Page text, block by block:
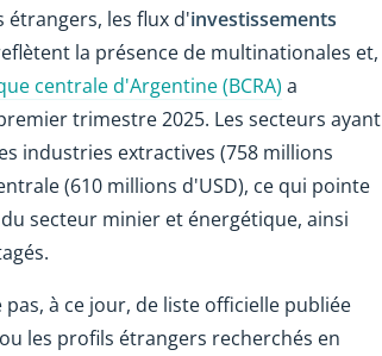
les flux d'investissements
la présence de multinationales et,
centrale d'Argentine (BCRA) a
trimestre 2025. Les secteurs ayant
industries extractives (758 millions
(610 millions d'USD), ce qui pointe
secteur minier et énergétique, ainsi
à ce jour, de liste officielle publiée
les profils étrangers recherchés en